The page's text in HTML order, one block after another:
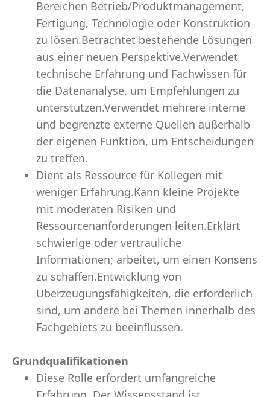
Bereichen Betrieb/Produktmanagement,
Fertigung, Technologie oder Konstruktion
zu lösen.Betrachtet bestehende Lösungen
aus einer neuen Perspektive.Verwendet
technische Erfahrung und Fachwissen für
die Datenanalyse, um Empfehlungen zu
unterstützen.Verwendet mehrere interne
und begrenzte externe Quellen außerhalb
der eigenen Funktion, um Entscheidungen
zu treffen.
Dient als Ressource für Kollegen mit
weniger Erfahrung.Kann kleine Projekte
mit moderaten Risiken und
Ressourcenanforderungen leiten.Erklärt
schwierige oder vertrauliche
Informationen; arbeitet, um einen Konsens
zu schaffen.Entwicklung von
Überzeugungsfähigkeiten, die erforderlich
sind, um andere bei Themen innerhalb des
Fachgebiets zu beeinflussen.
Grundqualifikationen
Diese Rolle erfordert umfangreiche